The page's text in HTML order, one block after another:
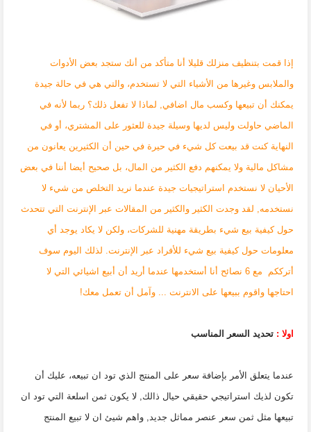
إذا قمت بتنظيف منزلك قليلا أنا متأكد من أنك ستجد بعض الأدوات
والملابس وغيرها من الأشياء التي لا تستخدم، والتي هي في حالة جيدة
يمكنك أن تبيعها وكسب مال اضافي, لماذا لا تفعل ذلك؟ ربما لأنه في
الماضي حاولت وليس لديها وسيلة جيدة للعثور على المشتري، أو في
النهاية كنت قد بيعت كل شيء في حيرة في حين أن الكثيرين يعانون من
مشاكل مالية ولا يمكنهم دفع الكثير من المال، بل صحيح أيضا أننا في بعض
الأحيان لا نستخدم استراتيجيات جيدة عندما نريد التخلص من شيء لا
نستخدمه, لقد وجدت الكثير والكثير من المقالات عبر الإنترنت التي تتحدث
حول كيفية بيع شيء بطريقة مهنية للشركات، ولكن لا يكاد يوجد أي
معلومات حول كيفية بيع شيء للأفراد عبر الإنترنت. لذلك اليوم سوف
أترككم مع 6 نصائح أنا أستخدمها عندما أريد أن أبيع اشيائي التي لا
احتاجها واقوم ببيعها على الانترنت ... وآمل أن تعمل معك!
اولا : تحديد السعر المناسب
عندما يتعلق الأمر بإضافة سعر على المنتج الذي تود ان تبيعه، عليك أن
تكون لذيك استراتيجي حقيقي حيال ذالك, لا يكون ثمن اسلعة التي تود ان
تبيعها مثل ثمن سعر عنصر مماثل جديد, واهم شيئ ان لا تبيع المنتج